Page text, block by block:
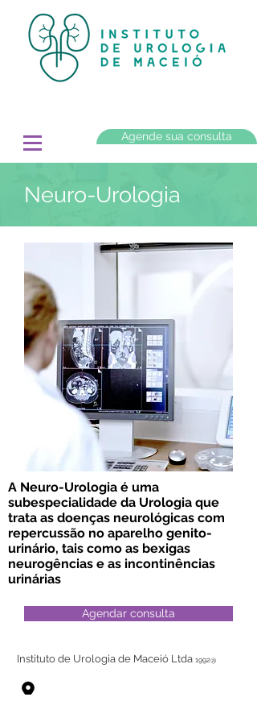
Agende sua consulta
Neuro-Urologia
A Neuro-Urologia é uma
subespecialidade da Urologia que
trata as doenças neurológicas com
repercussão no aparelho genito-
urinário, tais como as bexigas
neurogências e as incontinências
urinárias
Agendar consulta
Instituto de Urologia de Maceió Ltda 1992@